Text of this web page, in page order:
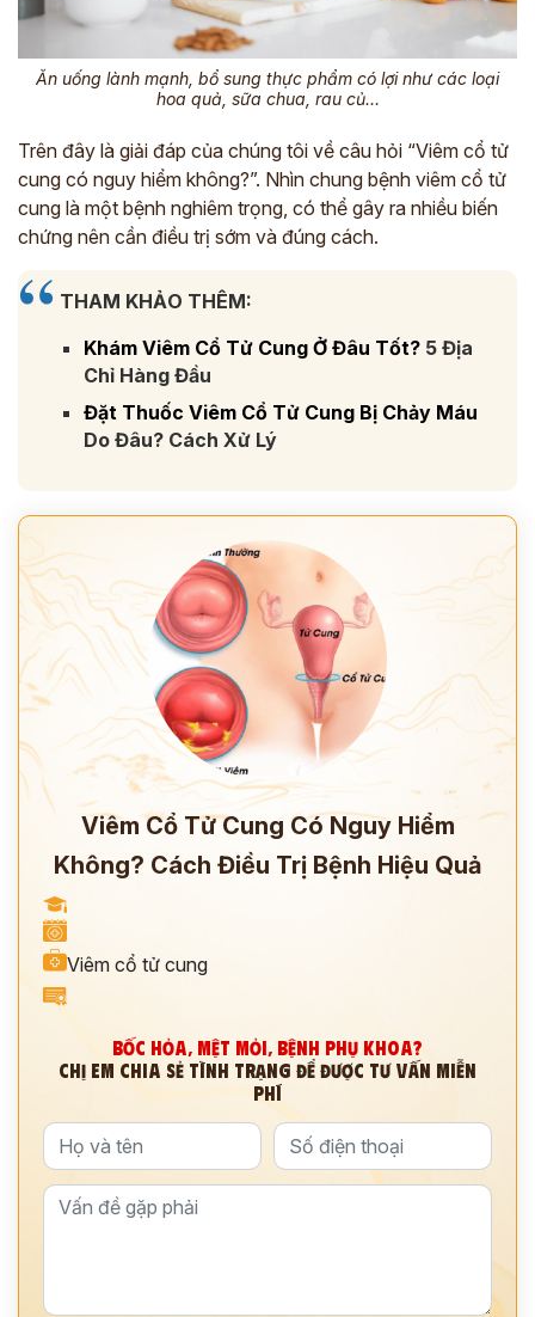
Ăn uống lành mạnh, bổ sung thực phẩm có lợi như các loại
hoa quả, sữa chua, rau củ…
Trên đây là giải đáp của chúng tôi về câu hỏi “Viêm cổ tử
cung có nguy hiểm không?”. Nhìn chung bệnh viêm cổ tử
cung là một bệnh nghiêm trọng, có thể gây ra nhiều biến
chứng nên cần điều trị sớm và đúng cách.
THAM KHẢO THÊM:
Khám Viêm Cổ Tử Cung Ở Đâu Tốt? 5 Địa
Chỉ Hàng Đầu
Đặt Thuốc Viêm Cổ Tử Cung Bị Chảy Máu
Do Đâu? Cách Xử Lý
Viêm Cổ Tử Cung Có Nguy Hiểm
Không? Cách Điều Trị Bệnh Hiệu Quả
Viêm cổ tử cung
BỐC HỎA, MỆT MỎI, BỆNH PHỤ KHOA?
CHỊ EM CHIA SẺ TÌNH TRẠNG ĐỂ ĐƯỢC TƯ VẤN MIỄN
PHÍ